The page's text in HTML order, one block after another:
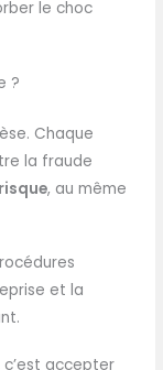
le choc
?
Chaque
la fraude
, au même
et la
c’est accepter